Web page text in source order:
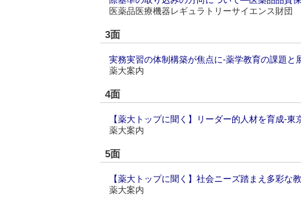
医薬品医療機器レギュラトリーサイエンス財団
3面
実務実習の体制構築が焦点に‐薬学教育の課題と
薬大案内
4面
【薬大トップに聞く】リーダー的人材を育成‐
薬大案内
5面
【薬大トップに聞く】社会ニーズ踏まえ多彩
薬大案内